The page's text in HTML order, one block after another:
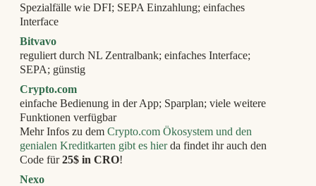
Spezialfälle wie DFI; SEPA Einzahlung; einfaches
Interface
Bitvavo
reguliert durch NL Zentralbank; einfaches Interface;
SEPA; günstig
Crypto.com
einfache Bedienung in der App; Sparplan; viele weitere
Funktionen verfügbar
Mehr Infos zu dem Crypto.com Ökosystem und den
genialen Kreditkarten gibt es hierda findet ihr auch den
Code für25$ in CRO!
Nexo